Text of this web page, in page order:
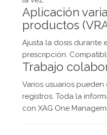
Aplicación
productos
Ajusta la dosis durante
prescripción.
Trabajo
Varios usuarios
registros. Toda la
con XAG One